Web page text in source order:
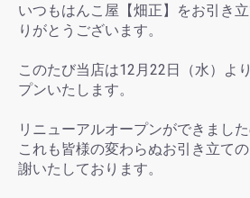
いつもはんこ屋【畑正】をお引き
りがとうございます。
このたび当店は12月22日（水）よ
プンいたします。
リニューアルオープンができました
これも皆様の変わらぬお引き立て
謝いたしております。